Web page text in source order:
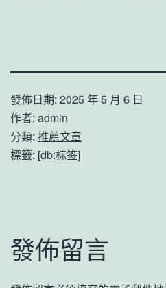
發佈日期: 2025 年 5 月 6 日
作者: admin
分類: 推薦文章
標籤: [db:标签]
發佈留言